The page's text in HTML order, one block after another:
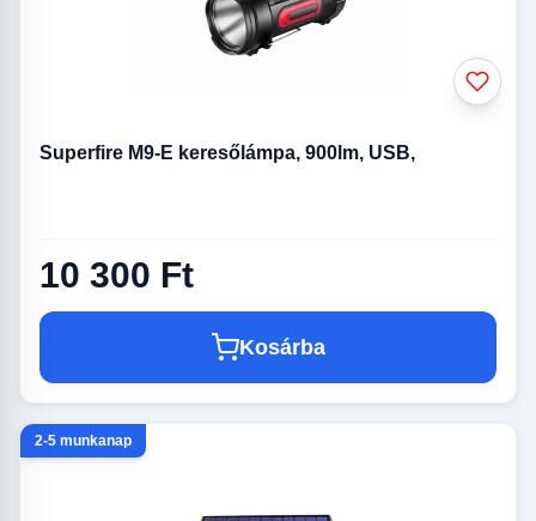
Superfire M9-E keresőlámpa, 900lm, USB,
10 300 Ft
Kosárba
2-5 munkanap